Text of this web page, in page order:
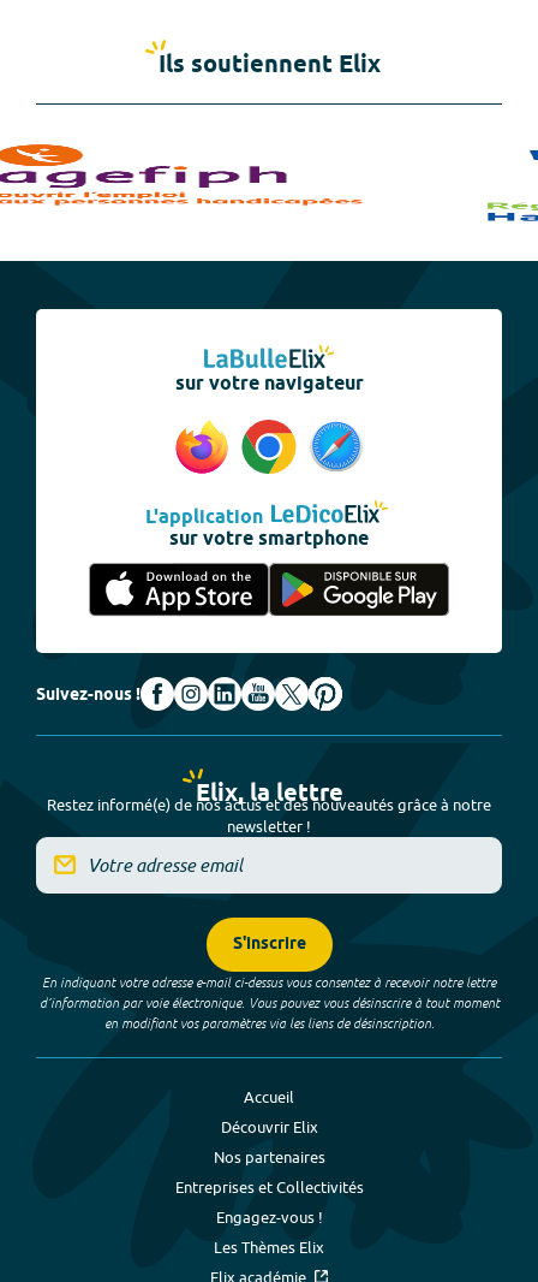
Ils soutiennent Elix
sur votre navigateur
L'application
sur votre smartphone
Suivez-nous !
Elix, la lettre
Restez informé(e) de nos actus et des nouveautés grâce à notre
newsletter !
S'inscrire
En indiquant votre adresse e-mail ci-dessus vous consentez à recevoir notre lettre
d’information par voie électronique. Vous pouvez vous désinscrire à tout moment
en modifiant vos paramètres via les liens de désinscription.
Accueil
Découvrir Elix
Nos partenaires
Entreprises et Collectivités
Engagez-vous !
Les Thèmes Elix
Elix académie